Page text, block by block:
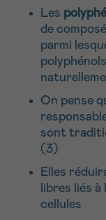
Les
de
parmi
On pense
sont
(3)
Elles
libres liés
cellules